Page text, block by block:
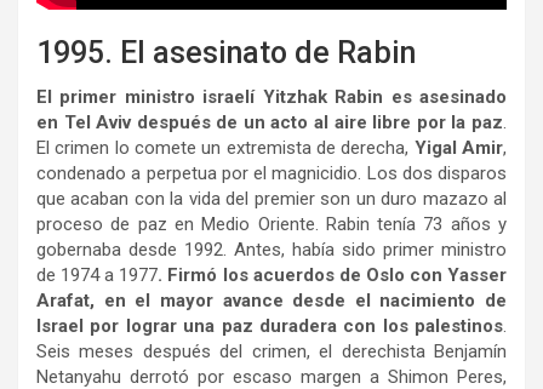
1995. El asesinato de Rabin
El primer ministro israelí Yitzhak Rabin es asesinado
en Tel Aviv después de un acto al aire libre por la paz.
El crimen lo comete un extremista de derecha, Yigal Amir,
condenado a perpetua por el magnicidio. Los dos disparos
que acaban con la vida del premier son un duro mazazo al
proceso de paz en Medio Oriente. Rabin tenía 73 años y
gobernaba desde 1992. Antes, había sido primer ministro
de 1974 a 1977. Firmó los acuerdos de Oslo con Yasser
Arafat, en el mayor avance desde el nacimiento de
Israel por lograr una paz duradera con los palestinos.
Seis meses después del crimen, el derechista Benjamín
Netanyahu derrotó por escaso margen a Shimon Peres,